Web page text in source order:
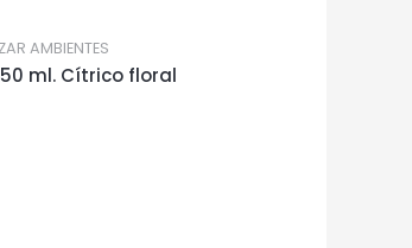
AMBIENTES
ml. Cítrico floral